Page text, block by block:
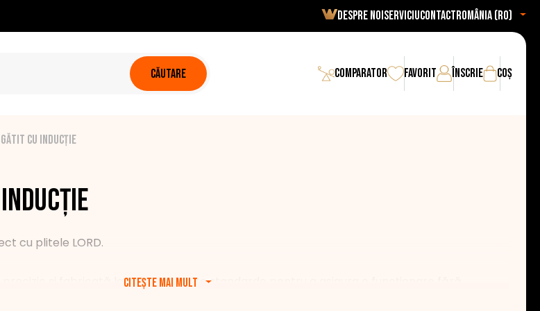
Despre noi ServiciuContactRomânia (ro)
CĂUTARE Comparator Favorit Înscrie Coș
gătit cu inducție
cu plitele LORD.
și fabricată la cele mai înalte standarde pentru a asigura o funcționare fără
Citește mai mult